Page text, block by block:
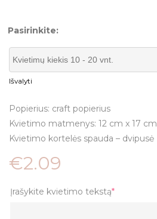
Pasirinkite:
Išvalyti
Popierius: craft popierius
Kvietimo matmenys: 12 cm x 17 cm
Kvietimo kortelės spauda – dvipusė
€2.09
Įrašykite kvietimo tekstą*